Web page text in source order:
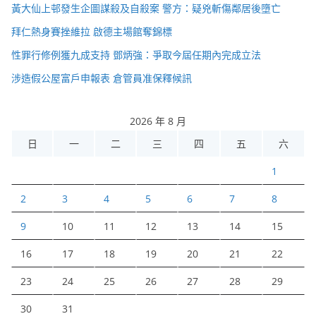
黃大仙上邨發生企圖謀殺及自殺案 警方：疑兇斬傷鄰居後墮亡
拜仁熱身賽挫維拉 啟德主場館奪錦標
性罪行修例獲九成支持 鄧炳強：爭取今屆任期內完成立法
涉造假公屋富戶申報表 倉管員准保釋候訊
2026 年 8 月
日
一 二 三 四 五 六
1
2 3 4 5 6 7 8
9 10 11 12 13 14 15
16 17 18 19 20 21 22
23 24 25 26 27 28 29
30 31